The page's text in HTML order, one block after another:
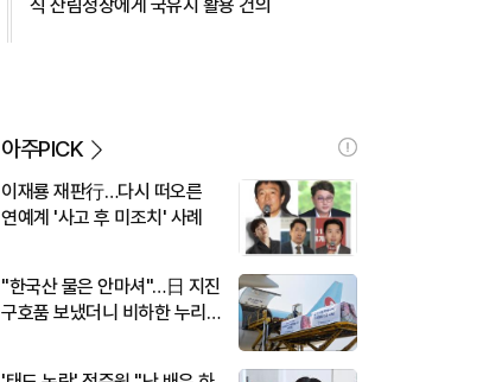
식 산림청장에게 국유지 활용 건의
아주PICK
이재룡 재판行…다시 떠오른
연예계 '사고 후 미조치' 사례
"한국산 물은 안마셔"…日 지진
구호품 보냈더니 비하한 누리